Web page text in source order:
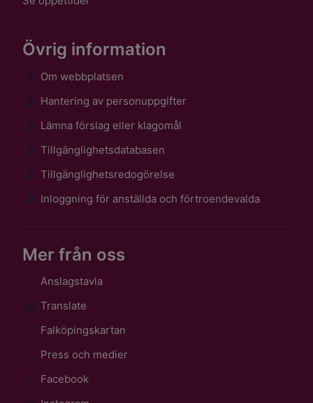
Övrig information
Om webbplatsen
Hantering av personuppgifter
Lämna förslag eller klagomål
Tillgänglighetsdatabasen
Tillgänglighetsredogörelse
Inloggning för anställda och förtroendevalda
Mer från oss
Anslagstavla
Translate
Falköpingskartan
Press och medier
Facebook